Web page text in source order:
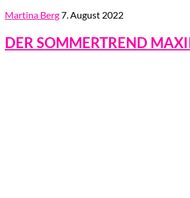
Martina Berg7. August 2022
DER SOMMERTREND